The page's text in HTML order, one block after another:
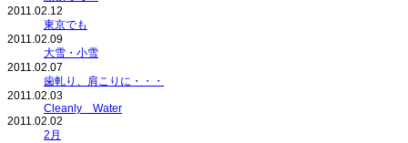
2011.02.12
東京でも
2011.02.09
大雪・小雪
2011.02.07
歯軋り、肩こりに・・・
2011.02.03
Cleanly Water
2011.02.02
2月